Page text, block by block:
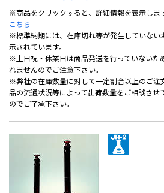
※商品をクリックすると、詳細情報を表示しま
こちら
※標準納期には、在庫切れ等が発生していない
示されています。
※土日祝・休業日は商品発送を行っていないた
れませんのでご注意下さい。
※弊社の在庫数量に対して一定割合以上のご注
品の流通状況等によって出荷数量をご相談させ
のでご了承下さい。